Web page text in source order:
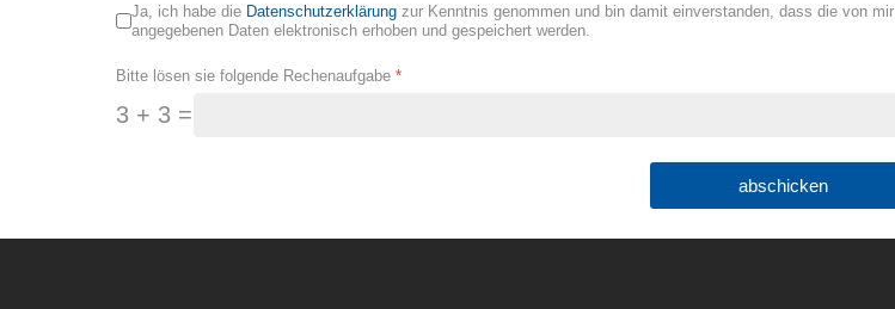
Ja, ich habe die Datenschutzerklärung zur Kenntnis genommen und bin damit einverstanden, dass die von mir
angegebenen Daten elektronisch erhoben und gespeichert werden.
Bitte lösen sie folgende Rechenaufgabe *
3 + 3 =
abschicken